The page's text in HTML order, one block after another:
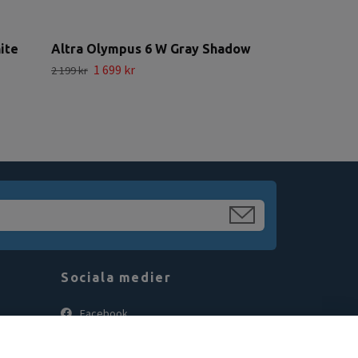
Altra Olympus 6 W Gray Shadow
2 199 kr 1 699 kr
Sociala medier
Facebook